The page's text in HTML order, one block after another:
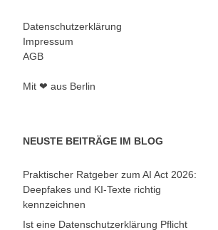
Datenschutzerklärung
Impressum
AGB
Mit ❤ aus Berlin
NEUSTE BEITRÄGE IM BLOG
Praktischer Ratgeber zum AI Act 2026:
Deepfakes und KI-Texte richtig
kennzeichnen
Ist eine Datenschutzerklärung Pflicht